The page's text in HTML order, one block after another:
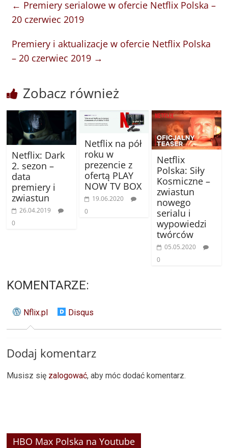
← Premiery serialowe w ofercie Netflix Polska –
20 czerwiec 2019
Premiery i aktualizacje w ofercie Netflix Polska
– 20 czerwiec 2019 →
Zobacz również
Netflix: Dark
2. sezon –
data
premiery i
zwiastun
26.04.2019
0
Netflix na pół
roku w
prezencie z
ofertą PLAY
NOW TV BOX
19.06.2020
0
Netflix
Polska: Siły
Kosmiczne –
zwiastun
nowego
serialu i
wypowiedzi
twórców
05.05.2020
0
KOMENTARZE:
Nflix.pl Disqus
Dodaj komentarz
Musisz się zalogować, aby móc dodać komentarz.
HBO Max Polska na Youtube